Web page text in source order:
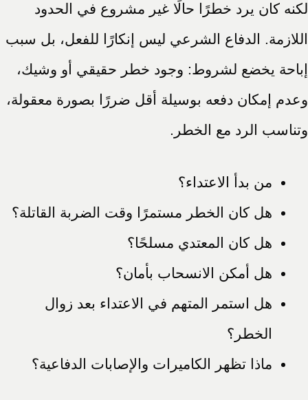
لكنه كان يرد خطرًا حالًا غير مشروع في الحدود
اللازمة. الدفاع الشرعي ليس إنكارًا للفعل، بل سبب
إباحة يخضع لشروط: وجود خطر حقيقي أو وشيك،
وعدم إمكان دفعه بوسيلة أقل ضررًا بصورة معقولة،
وتناسب الرد مع الخطر.
من بدأ الاعتداء؟
هل كان الخطر مستمرًا وقت الضربة القاتلة؟
هل كان المعتدي مسلحًا؟
هل أمكن الانسحاب بأمان؟
هل استمر المتهم في الاعتداء بعد زوال
الخطر؟
ماذا تظهر الكاميرات والإصابات الدفاعية؟